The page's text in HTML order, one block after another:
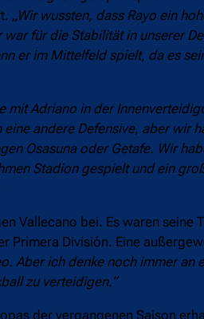
„Wir wussten, dass Rayo ein
für die Stabilität in unserer
er im Mittelfeld spielt, da es
mit Adriano in der
andere Defensive, aber wir
Osasuna oder Getafe. Wir
Stadion gespielt und ein
Vallecano bei. Es waren seine
Primera División. Eine
Aber ich denke noch immer an
zu verteidigen.“
der vergangenen Saison